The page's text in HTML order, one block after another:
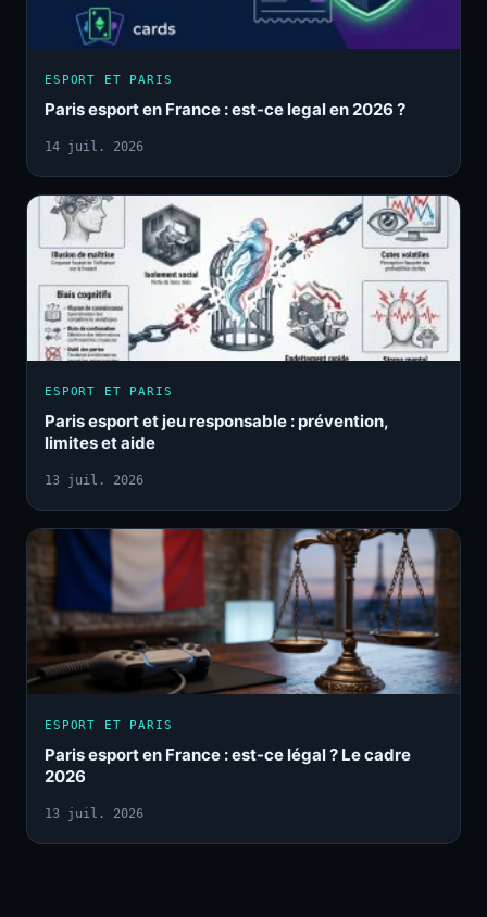
ESPORT ET PARIS
Paris esport en France : est-ce legal en 2026 ?
14 juil. 2026
ESPORT ET PARIS
Paris esport et jeu responsable : prévention,
limites et aide
13 juil. 2026
ESPORT ET PARIS
Paris esport en France : est-ce légal ? Le cadre
2026
13 juil. 2026